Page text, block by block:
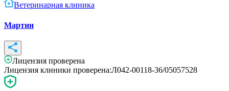
Ветеринарная клиника
Мартин
Лицензия проверена
Лицензия клиники проверена:Л042-00118-36/05057528